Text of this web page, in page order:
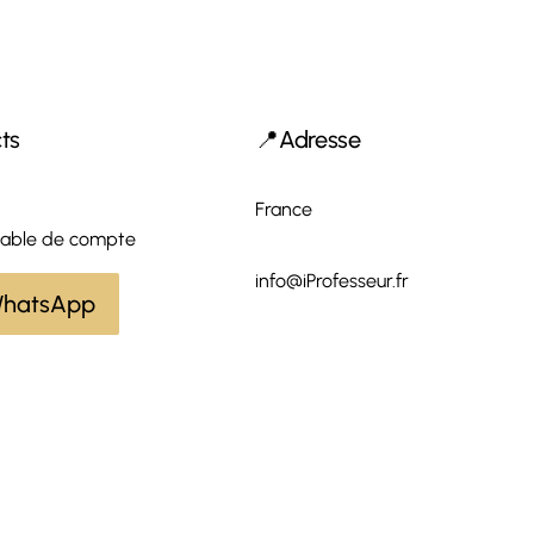
de compte
📍Adresse
France
info@iProfesseur.fr